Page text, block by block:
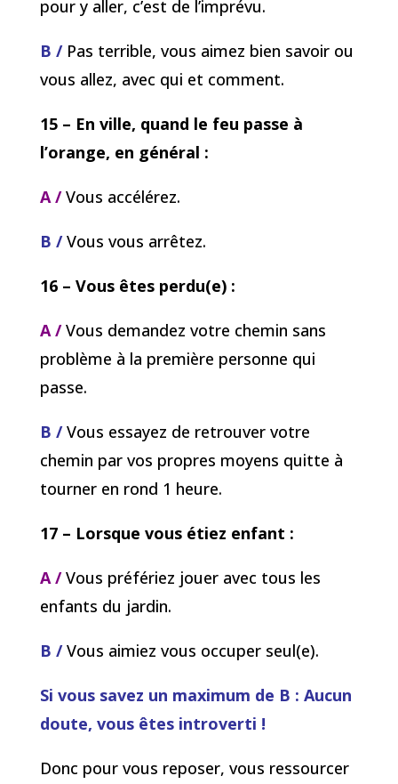
pour y aller, c’est de l’imprévu.
B /Pas terrible, vous aimez bien savoir ou
vous allez, avec qui et comment.
15 – En ville, quand le feu passe à
l’orange, en général :
A /Vous accélérez.
B /Vous vous arrêtez.
16 – Vous êtes perdu(e) :
A /Vous demandez votre chemin sans
problème à la première personne qui
passe.
B /Vous essayez de retrouver votre
chemin par vos propres moyens quitte à
tourner en rond 1 heure.
17 – Lorsque vous étiez enfant :
A / Vous préfériez jouer avec tous les
enfants du jardin.
B /Vous aimiez vous occuper seul(e).
Si vous savez un maximum de B : Aucun
doute, vous êtes introverti !
Donc pour vous reposer, vous ressourcer